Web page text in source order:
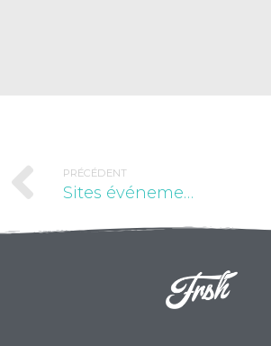
PRÉCÉDENT
Sites événementiels